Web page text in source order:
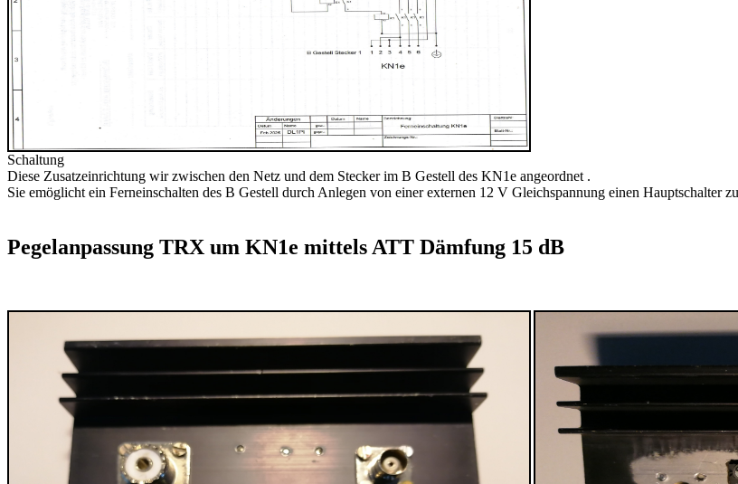
Schaltung
Diese Zusatzeinrichtung wir zwischen den Netz und dem Stecker im B Gestell des KN1e angeordnet .
Sie emöglicht ein Ferneinschalten des B Gestell durch Anlegen von einer externen 12 V Gleichspannung einen Hauptschalter
Pegelanpassung TRX um KN1e mittels ATT Dämfung 15 dB